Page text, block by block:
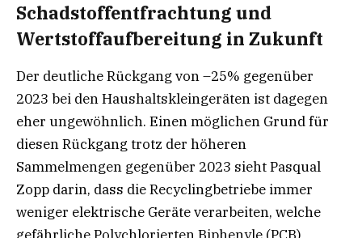
Schadstoffentfrachtung und
Wertstoffaufbereitung in Zukunft
Der deutliche Rückgang von –25% gegenüber
2023 bei den Haushaltskleingeräten ist dagegen
eher ungewöhnlich. Einen möglichen Grund für
diesen Rückgang trotz der höheren
Sammelmengen gegenüber 2023 sieht Pasqual
Zopp darin, dass die Recyclingbetriebe immer
weniger elektrische Geräte verarbeiten, welche